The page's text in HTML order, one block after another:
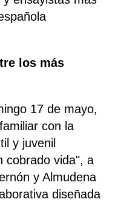
los más
17 de mayo,
con la
y juvenil
cobrado vida", a
y Almudena
diseñada